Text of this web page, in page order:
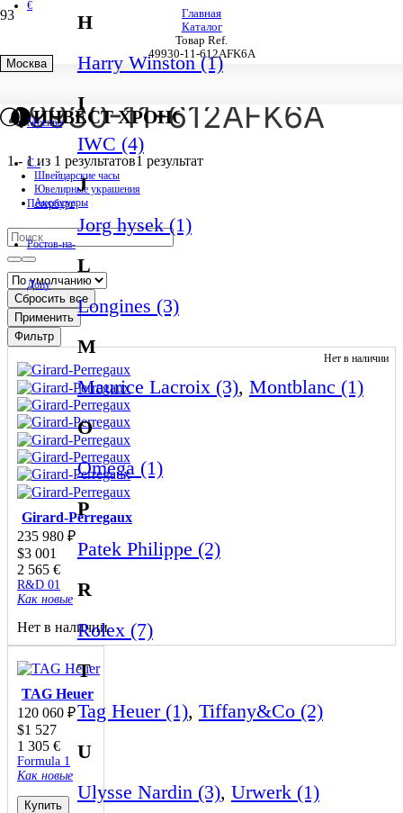
€
Москва
Москва
С.-
Петербург
Ростов-на-
Дону
H
Harry Winston (1)
I
IWC (4)
J
Jorg hysek (1)
L
Longines (3)
M
Maurice Lacroix (3), Montblanc (1)
O
Omega (1)
P
Patek Philippe (2)
R
Rolex (7)
T
Tag Heuer (1), Tiffany&Co (2)
U
Ulysse Nardin (3), Urwerk (1)
ИНВЕСТ ХРОНО
Главная
Каталог
Товар Ref.
49930-11-612AFK6A
49930-11-612AFK6A
1- 1из 1 результатов1 результат
Швейцарские часы
Ювелирные украшения
Аксессуары
Сбросить все
Применить
Фильтр
Нет в наличии
Girard-Perregaux
235 980 ₽
$3 001
2 565 €
R&D 01
Как новые
Нет в наличии
TAG Heuer
120 060 ₽
$1 527
1 305 €
Formula 1
Как новые
Купить